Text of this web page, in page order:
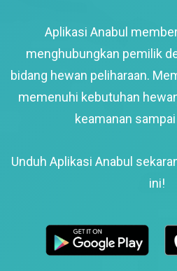
Aplikasi Anabul
menghubungkan pemilik
bidang hewan peliharaan.
memenuhi kebutuhan
keamanan
Unduh Aplikasi Anabul
ini!